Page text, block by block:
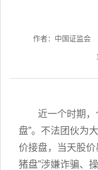
作者：中国证监会
近一个时期，
盘”。不法团伙为
价接盘，当天股价
猪盘”涉嫌诈骗、